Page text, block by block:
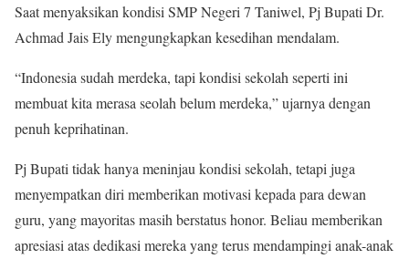
Saat menyaksikan kondisi SMP Negeri 7 Taniwel, Pj Bupati Dr.
Achmad Jais Ely mengungkapkan kesedihan mendalam.
“Indonesia sudah merdeka, tapi kondisi sekolah seperti ini
membuat kita merasa seolah belum merdeka,” ujarnya dengan
penuh keprihatinan.
Pj Bupati tidak hanya meninjau kondisi sekolah, tetapi juga
menyempatkan diri memberikan motivasi kepada para dewan
guru, yang mayoritas masih berstatus honor. Beliau memberikan
apresiasi atas dedikasi mereka yang terus mendampingi anak-anak